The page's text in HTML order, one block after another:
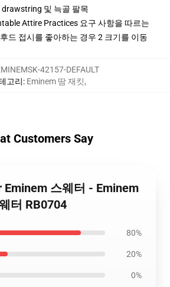
및 늑골 팔목
Attire Practices 요구 사항을 따르는
드 접시를 좋아하는 경우 2 크기를 이동
42157-DEFAULT
고리: Eminem 땀 재킷,
Customers Say
Eminem 스웨터 - Eminem
터 RB0704
80%
20%
0%